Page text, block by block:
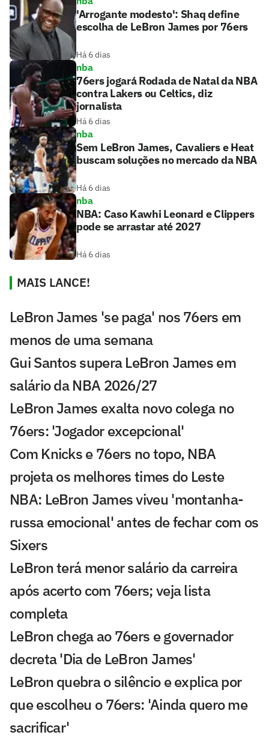
'Arrogante modesto': Shaq define
escolha de LeBron James por 76ers
Há 6 dias
nba
76ers jogará Rodada de Natal da NBA
contra Lakers ou Celtics, diz
jornalista
Há 6 dias
nba
Sem LeBron James, Cavaliers e Heat
buscam soluções no mercado da NBA
Há 6 dias
nba
NBA: Caso Kawhi Leonard e Clippers
pode se arrastar até 2027
Há 6 dias
MAIS LANCE!
LeBron James 'se paga' nos 76ers em
menos de uma semana
Gui Santos supera LeBron James em
salário da NBA 2026/27
LeBron James exalta novo colega no
76ers: 'Jogador excepcional'
Com Knicks e 76ers no topo, NBA
projeta os melhores times do Leste
NBA: LeBron James viveu 'montanha-
russa emocional' antes de fechar com os
Sixers
LeBron terá menor salário da carreira
após acerto com 76ers; veja lista
completa
LeBron chega ao 76ers e governador
decreta 'Dia de LeBron James'
LeBron quebra o silêncio e explica por
que escolheu o 76ers: 'Ainda quero me
sacrificar'